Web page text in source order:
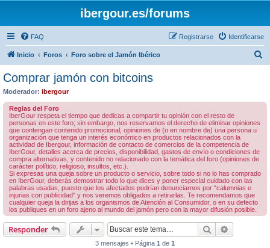
ibergour.es/forums
FAQ Identificarse
Registrarse
Inicio Foros Foro sobre el Jamón Ibérico
Comprar jamón con bitcoins
Moderador: ibergour
Reglas del Foro
IberGour respeta el tiempo que dedicas a compartir tu opinión con el resto de
personas en este foro; sin embargo, nos reservamos el derecho de eliminar opiniones
que contengan contenido promocional, opiniones de (o en nombre de) una persona u
organización que tenga un interés económico en productos relacionados con la
actividad de Ibergour, información de contacto de comercios de la competencia de
IberGour, detalles acerca de precios, disponibilidad, gastos de envío o condiciones de
compra alternativas, y contenido no relacionado con la temática del foro (opiniones de
carácter político, religioso, insultos, etc.).
Si expresas una queja sobre un producto o servicio, sobre todo si no lo has comprado
en IberGour, deberás demostrar todo lo que dices y poner especial cuidado con las
palabras usadas, puesto que los afectados podrían denunciarnos por "calumnias e
injurias con publicidad" y nos veremos obligados a retirarlas. Te recomendamos que
cualquier queja la dirijas a los organismos de Atención al Consumidor, o en su defecto
los publiques en un foro ajeno al mundo del jamón pero con la mayor difusión posible.
Responder Buscar
3 mensajes • Página 1 de 1